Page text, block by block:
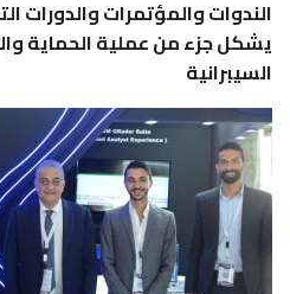
الندوات والمؤتمرات والدورات
يشكل جزء من عملية الحماية
السيبرانية